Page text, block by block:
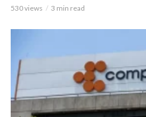
530 views 3 min read